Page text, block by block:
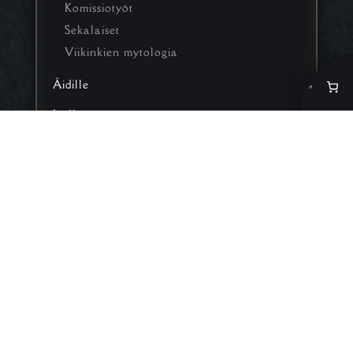
Komissiotyöt
Sekalaiset
Viikinkien mytologia
Äidille
Isälle